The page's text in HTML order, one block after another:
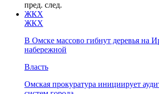
пред. след.
ЖКХ
ЖКХ
В Омске массово гибнут деревья на
набережной
Власть
Омская прокуратура инициирует